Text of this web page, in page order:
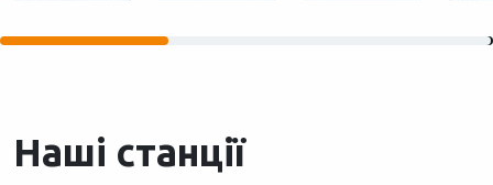
Наші станції